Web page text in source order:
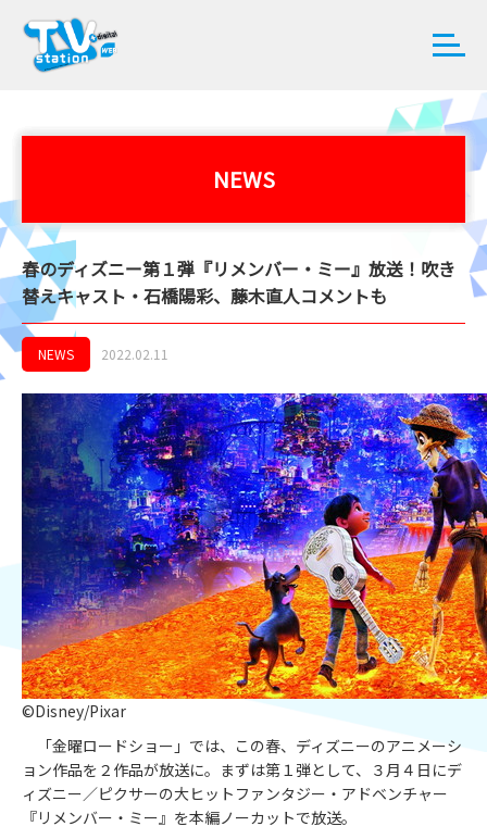
NEWS
春のディズニー第１弾『リメンバー・ミー』放送！吹き
替えキャスト・石橋陽彩、藤木直人コメントも
NEWS 2022.02.11
©Disney/Pixar
「金曜ロードショー」では、この春、ディズニーのアニメーシ
ョン作品を２作品が放送に。まずは第１弾として、３月４日にデ
ィズニー／ピクサーの大ヒットファンタジー・アドベンチャー
『リメンバー・ミー』を本編ノーカットで放送。